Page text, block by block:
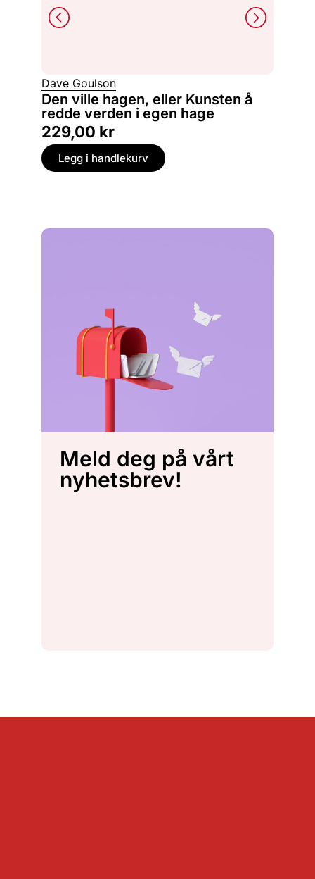
Dave Goulson
Den ville hagen, eller Kunsten å
redde verden i egen hage
229,00 kr
Legg i handlekurv
Meld deg på vårt
nyhetsbrev!